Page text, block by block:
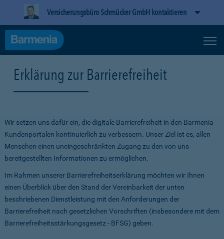
Versicherungsbüro Schmücker GmbH kontaktieren
Erklärung zur Barrierefreiheit
Wir setzen uns dafür ein, die digitale Barrierefreiheit in den Barmenia
Kundenportalen kontinuierlich zu verbessern. Unser Ziel ist es, allen
Menschen einen uneingeschränkten Zugang zu den von uns
bereitgestellten Informationen zu ermöglichen.
Im Rahmen unserer Barrierefreiheitserklärung möchten wir Ihnen
einen Überblick über den Stand der Vereinbarkeit der unten
beschriebenen Dienstleistung mit den Anforderungen der
Barrierefreiheit nach gesetzlichen Vorschriften (insbesondere mit dem
Barrierefreiheitsstärkungsgesetz - BFSG) geben.